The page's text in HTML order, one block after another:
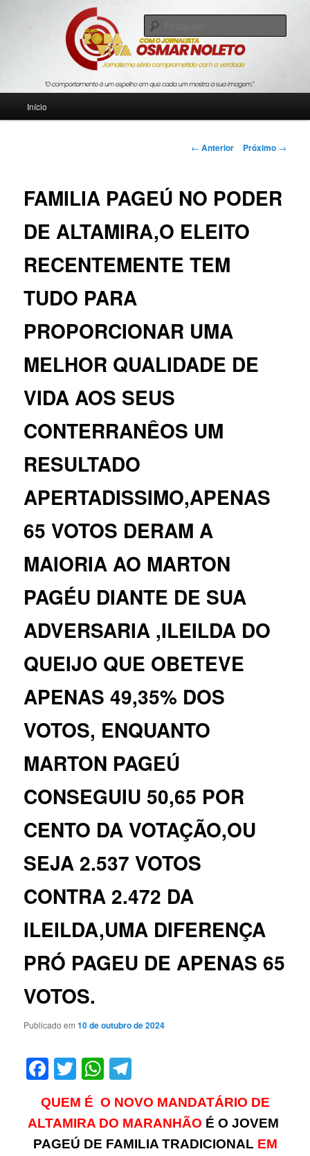
Blog Roda Viva
Jornalismo sério comprometido com a verdade
Início
Navegação
← Anterior Próximo →
FAMILIA PAGEÚ NO PODER
DE ALTAMIRA,O ELEITO
RECENTEMENTE TEM
TUDO PARA
PROPORCIONAR UMA
MELHOR QUALIDADE DE
VIDA AOS SEUS
CONTERRANÊOS UM
RESULTADO
APERTADISSIMO,APENAS
65 VOTOS DERAM A
MAIORIA AO MARTON
PAGÉU DIANTE DE SUA
ADVERSARIA ,ILEILDA DO
QUEIJO QUE OBETEVE
APENAS 49,35% DOS
VOTOS, ENQUANTO
MARTON PAGEÚ
CONSEGUIU 50,65 POR
CENTO DA VOTAÇÃO,OU
SEJA 2.537 VOTOS
CONTRA 2.472 DA
ILEILDA,UMA DIFERENÇA
PRÓ PAGEU DE APENAS 65
VOTOS.
Publicado em10 de outubro de 2024
Facebook
TwitterWhatsApp
QUEM É O NOVO MANDATÁRIO DE
ALTAMIRA DO MARANHÃO É O JOVEM
PAGEÚ DE FAMILIA TRADICIONAL EM